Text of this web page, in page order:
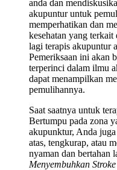
anda dan
akupuntur untuk
memperhatikan dan
kesehatan yang
lagi terapis akupuntur
Pemeriksaan ini akan
terperinci dalam ilmu
dapat menampilkan
pemulihannya.
Saat saatnya untuk
Bertumpu pada zona
akupunktur, Anda
atas, tengkurap, atau
nyaman dan bertahan
Menyembuhkan Stroke